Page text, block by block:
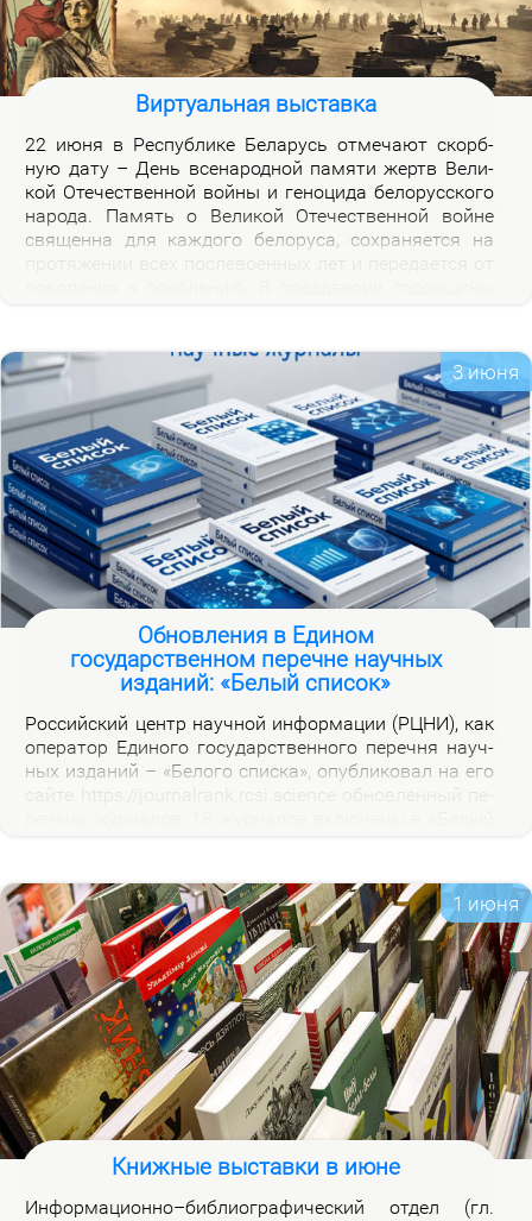
Виртуальная выставка
22 июня в Рес­пуб­ли­ке Бе­ла­русь от­ме­ча­ют скорб­
ную да­ту – День все­на­род­ной па­мя­ти жертв Ве­ли­
кой Оте­че­ствен­ной вой­ны и ге­но­ци­да бе­ло­рус­ско­го
на­ро­да. Па­мять о Ве­ли­кой Оте­че­ствен­ной войне
свя­щен­на для каж­до­го бе­ло­ру­са, со­хра­ня­ет­ся на
пер­вых дней вой­ны», ко­то­рая по­свя­ща­ет­ся тра­ги­че­
ским и ге­ро­и­че­ским стра­ни­цам ис­то­рии борь­бы с
немец­ко-фа­шист­ски­ми за­хват­чи­ка­ми в на­чаль­ный
пе­ри­од вой­ны.
3 июня
Обновления в Едином
государственном перечне научных
изданий: «Белый список»
Рос­сий­ский центр на­уч­ной ин­фор­ма­ции (РЦНИ), как
опе­ра­тор Еди­но­го го­судар­ствен­но­го пе­реч­ня на­уч­
ных из­да­ний – «Бе­ло­го спис­ка», опуб­ли­ко­вал на его
на­лов на вклад­ке «Уров­ни» раз­ме­ще­ны при­ме­ча­ния,
по­яс­ня­ю­щие при­чи­ны вклю­че­ния жур­на­лов и из­ме­
не­ния уров­ней.
1 июня
Книжные выставки в июне
Ин­фор­ма­ци­он­но–биб­лио­гра­фи­че­ский от­дел (гл.